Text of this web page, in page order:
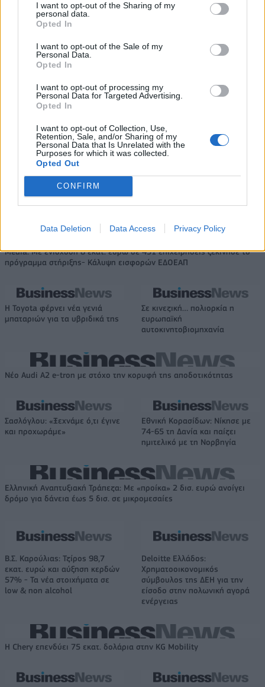
I want to opt-out of the Sharing of my
personal data.
Opted In
I want to opt-out of the Sale of my
Personal Data.
Opted In
I want to opt-out of processing my
Personal Data for Targeted Advertising.
Opted In
I want to opt-out of Collection, Use,
Retention, Sale, and/or Sharing of my
Personal Data that Is Unrelated with the
Purposes for which it was collected.
Opted Out
CONFIRM
Data Deletion Data Access Privacy Policy
Εθνική Κορασίδων: Οι δηλώσεις
μετά τη νίκη επί της Δανίας και
Νορβηγία
των 2 GW σε Πολωνία και
Fourlis: Συμφωνία για την πώληση συμμετοχής στο Sofia South Ring
Χρηματιστήριο Αθηνών:
Εβδομαδιαία άνοδος 1,76%,
κέρδη 23,31% από τις αρχές
του έτους
Media: Με ενίσχυση 8 εκατ. ευρώ σε 451 επιχειρήσεις ξεκίνησε το
πρόγραμμα στήριξης- Κάλυψη εισφορών ΕΔΟΕΑΠ
Η Toyota φέρνει νέα γενιά
μπαταριών για τα υβριδικά της
Σε κινεζική… πολιορκία η
ευρωπαϊκή
αυτοκινητοβιομηχανία
Νέο Audi A2 e-tron με στόχο την κορυφή της αποδοτικότητας
Σασλόγλου: «Ξεχνάμε ό,τι έγινε
και προχωράμε»
Εθνική Κορασίδων: Νίκησε με
74-65 τη Δανία και παίζει
ημιτελικό με τη Νορβηγία
Ελληνική Αναπτυξιακή Τράπεζα: Με «προίκα» 2 δισ. ευρώ ανοίγει
δρόμο για δάνεια έως 5 δισ. σε μικρομεσαίες
Β.Σ. Καρούλιας: Τζίρος 98,7
εκατ. ευρώ και αύξηση κερδών
57% - Τα νέα στοιχήματα σε
low & non alcohol
Deloitte Ελλάδος:
Χρηματοοικονομικός
σύμβουλος της ΔΕΗ για την
είσοδο στην πολωνική αγορά
ενέργειας
Η Chery επενδύει 75 εκατ. δολάρια στην KG Mobility